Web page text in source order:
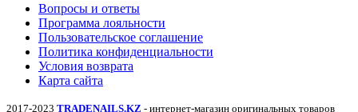
Вопросы и ответы
Программа лояльности
Пользовательское соглашение
Политика конфиденциальности
Условия возврата
Карта сайта
2017-2023 TRADENAILS.KZ - интернет-магазин оригинальных товаров